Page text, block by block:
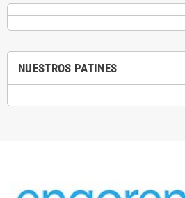
NUESTROS PATINES